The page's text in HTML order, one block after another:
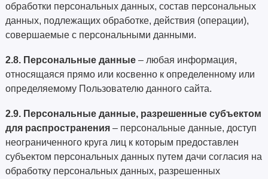
обработки персональных данных, состав персональных
данных, подлежащих обработке, действия (операции),
совершаемые с персональными данными.
2.8. Персональные данные – любая информация,
относящаяся прямо или косвенно к определенному или
определяемому Пользователю данного сайта.
2.9. Персональные данные, разрешенные субъектом
для распространения – персональные данные, доступ
неограниченного круга лиц к которым предоставлен
субъектом персональных данных путем дачи согласия на
обработку персональных данных, разрешенных